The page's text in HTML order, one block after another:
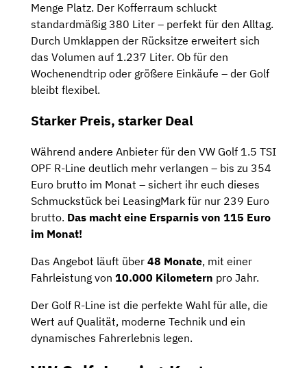
Menge Platz. Der Kofferraum schluckt
standardmäßig 380 Liter – perfekt für den Alltag.
Durch Umklappen der Rücksitze erweitert sich
das Volumen auf 1.237 Liter. Ob für den
Wochenendtrip oder größere Einkäufe – der Golf
bleibt flexibel.
Starker Preis, starker Deal
Während andere Anbieter für den VW Golf 1.5 TSI
OPF R-Line deutlich mehr verlangen – bis zu 354
Euro brutto im Monat – sichert ihr euch dieses
Schmuckstück bei LeasingMark für nur 239 Euro
brutto. Das macht eine Ersparnis von 115 Euro
im Monat!
Das Angebot läuft über 48 Monate, mit einer
Fahrleistung von 10.000 Kilometern pro Jahr.
Der Golf R-Line ist die perfekte Wahl für alle, die
Wert auf Qualität, moderne Technik und ein
dynamisches Fahrerlebnis legen.